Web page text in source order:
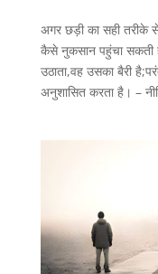
अगर छड़ी का सही तरीके
कैसे नुकसान पहुंचा सकती
उठाता,वह उसका बैरी
अनुशासित करता है। –